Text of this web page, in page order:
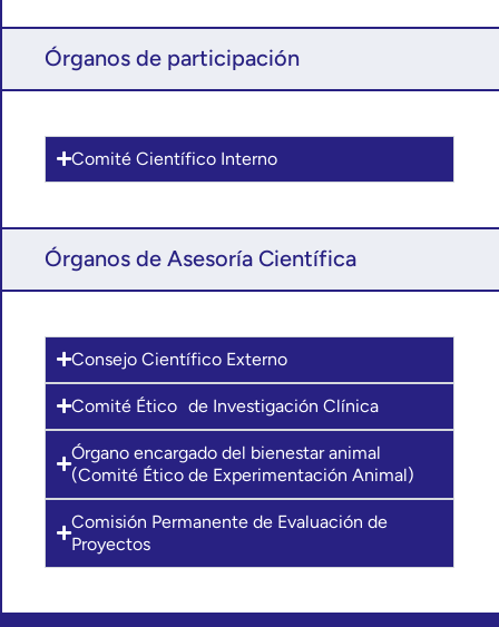
Órganos de participación
Comité Científico Interno​
Órganos de Asesoría Científica
Consejo Científico Externo
Comité Ético de Investigación Clínica
Órgano encargado del bienestar animal
(Comité Ético de Experimentación Animal)
Comisión Permanente de Evaluación de
Proyectos